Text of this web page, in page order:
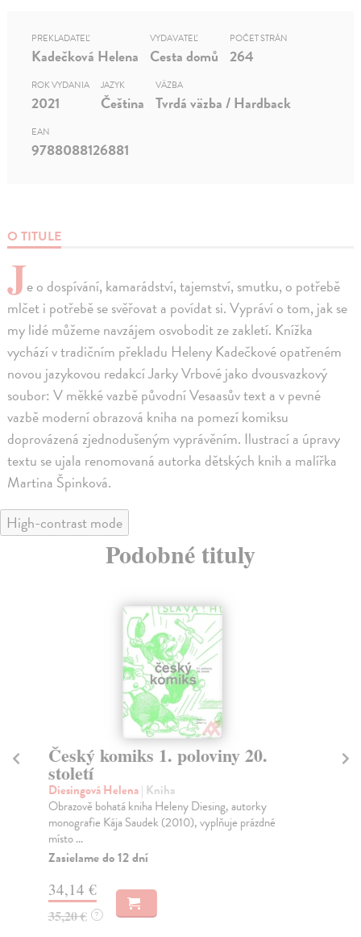
O TITULE
Je o dospívání, kamarádství, tajemství, smutku, o potřebě
mlčet i potřebě se svěřovat a povídat si. Vypráví o tom, jak se
my lidé můžeme navzájem osvobodit ze zakletí. Knížka
vychází v tradičním překladu Heleny Kadečkové opatřeném
novou jazykovou redakcí Jarky Vrbové jako dvousvazkový
soubor: V měkké vazbě původní Vesaasův text a v pevné
vazbě moderní obrazová kniha na pomezí komiksu
doprovázená zjednodušeným vyprávěním. Ilustrací a úpravy
textu se ujala renomovaná autorka dětských knih a malířka
Martina Špinková.
PREKLADATEĽ
Kadečková Helena
VYDAVATEĽ
Cesta domů
POČET STRÁN
264
ROK VYDANIA
2021
JAZYK
Čeština
VÄZBA
Tvrdá väzba / Hardback
EAN
9788088126881
High-contrast mode
Podobné tituly
Český komiks 1. poloviny 20.
století
Diesingová Helena| Kniha
Obrazově bohatá kniha Heleny Diesing, autorky
monografie Kája Saudek (2010), vyplňuje prázdné
místo ...
Zasielame do 12 dní
34,14 €
35,20 € ?